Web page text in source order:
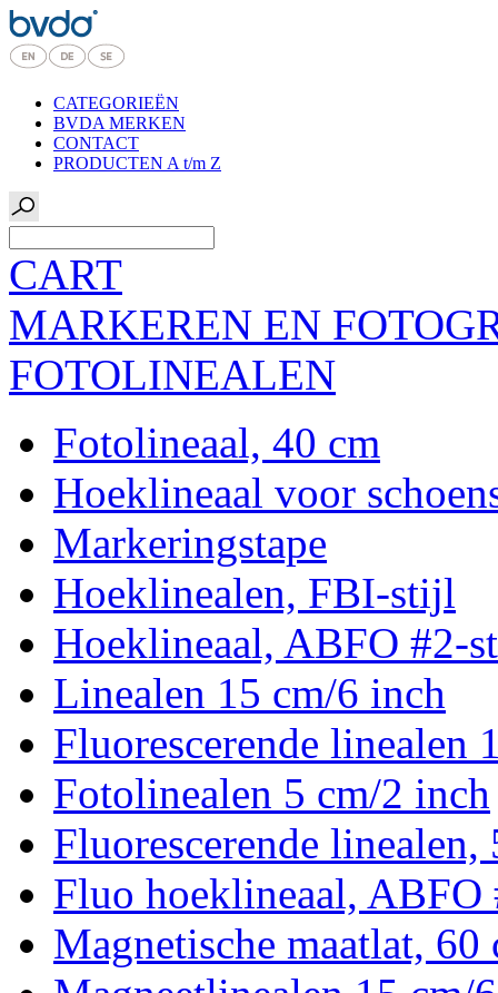
CATEGORIEËN
BVDA MERKEN
CONTACT
PRODUCTEN A t/m Z
CART
MARKEREN EN
FOTOLINEALEN
Fotolineaal, 40 cm
Hoeklineaal voor
Markeringstape
Hoeklinealen, FBI-stijl
Hoeklineaal, ABFO #2-
Linealen 15 cm/6 inch
Fluorescerende linealen
Fotolinealen 5 cm/2 inch
Fluorescerende
Fluo hoeklineaal,
Magnetische maatlat, 60